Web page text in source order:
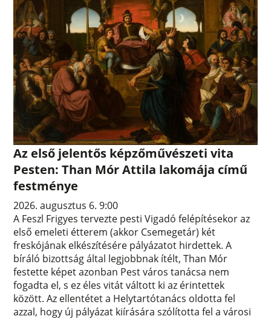
Az első jelentős képzőművészeti vita
Pesten: Than Mór Attila lakomája című
festménye
2026. augusztus 6. 9:00
A Feszl Frigyes tervezte pesti Vigadó felépítésekor az
első emeleti étterem (akkor Csemegetár) két
freskójának elkészítésére pályázatot hirdettek. A
bíráló bizottság által legjobbnak ítélt, Than Mór
festette képet azonban Pest város tanácsa nem
fogadta el, s ez éles vitát váltott ki az érintettek
között. Az ellentétet a Helytartótanács oldotta fel
azzal, hogy új pályázat kiírására szólította fel a városi